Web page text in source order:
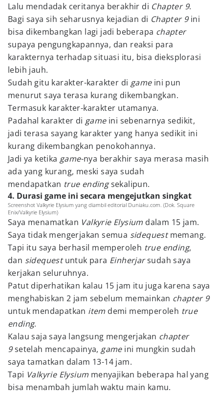
Lalu mendadak ceritanya berakhir di Chapter 9.
Bagi saya sih seharusnya kejadian di Chapter 9ini
bisa dikembangkan lagi jadi beberapa chapter
supaya pengungkapannya, dan reaksi para
karakternya terhadap situasi itu, bisa dieksplorasi
lebih jauh.
Sudah gitu karakter-karakter di game ini pun
menurut saya terasa kurang dikembangkan.
Termasuk karakter-karakter utamanya.
Padahal karakter di game ini sebenarnya sedikit,
jadi terasa sayang karakter yang hanya sedikit ini
kurang dikembangkan penokohannya.
Jadi ya ketika game-nya berakhir saya merasa masih
ada yang kurang, meski saya sudah
mendapatkan true endingsekalipun.
4. Durasi game ini secara mengejutkan singkat
Screenshot Valkyrie Elysium yang diambil editorial Duniaku.com. (Dok. Square
Enix/Valkyrie Elysium)
Saya menamatkan Valkyrie Elysium dalam 15 jam.
Saya tidak mengerjakan semua sidequestmemang.
Tapi itu saya berhasil memperoleh true ending,
dan sidequestuntuk para Einherjarsudah saya
kerjakan seluruhnya.
Patut diperhatikan kalau 15 jam itu juga karena saya
menghabiskan 2 jam sebelum memainkan chapter 9
untuk mendapatkan item demi memperoleh true
ending.
Kalau saja saya langsung mengerjakan chapter
9setelah mencapainya, game ini mungkin sudah
saya tamatkan dalam 13-14 jam.
Tapi Valkyrie Elysium menyajikan beberapa hal yang
bisa menambah jumlah waktu main kamu.